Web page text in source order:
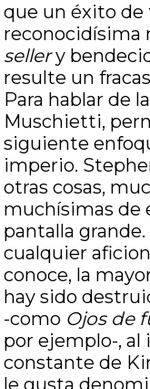
que un éxito de
reconocidísima
sellery
resulte un
Para hablar de la
Muschietti,
siguiente
imperio.
otras cosas,
muchísimas de
pantalla
cualquier
conoce, la
hay sido
-como Ojos de
por ejemplo-, al
constante de
le gusta